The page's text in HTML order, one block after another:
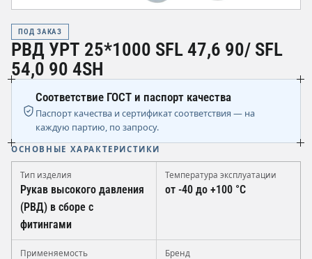
ПОД ЗАКАЗ
РВД УРТ 25*1000 SFL 47,6 90/ SFL
54,0 90 4SН
Соответствие ГОСТ и паспорт качества
Паспорт качества и сертификат соответствия — на
каждую партию, по запросу.
ОСНОВНЫЕ ХАРАКТЕРИСТИКИ
Тип изделия
Рукав высокого давления
(РВД) в сборе с
фитингами
Температура эксплуатации
от -40 до +100 °C
Применяемость Бренд